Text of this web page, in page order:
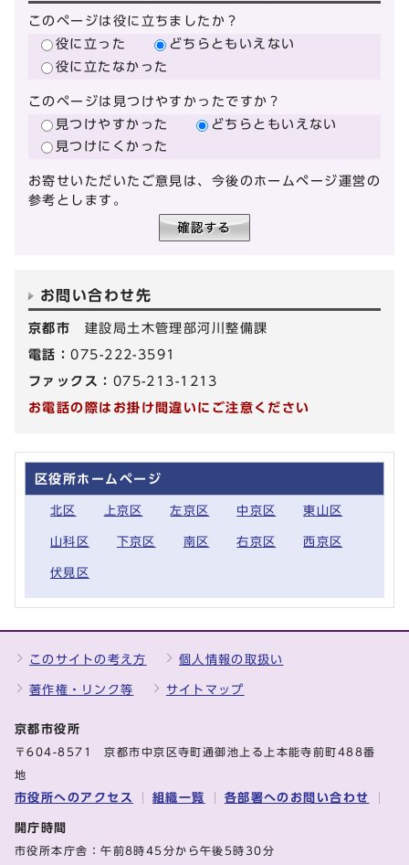
このページは役に立ちましたか？
役に立った
どちらともいえない
役に立たなかった
このページは見つけやすかったですか？
見つけやすかった
どちらともいえない
見つけにくかった
お寄せいただいたご意見は、今後のホームページ運営の
参考とします。
お問い合わせ先
京都市 建設局土木管理部河川整備課
電話：075-222-3591
ファックス： 075-213-1213
お電話の際はお掛け間違いにご注意ください
区役所ホームページ
北区 上京区 左京区 中京区 東山区
山科区 下京区 南区 右京区 西京区
伏見区
このサイトの考え方 個人情報の取扱い
著作権・リンク等 サイトマップ
京都市役所
〒604-8571 京都市中京区寺町通御池上る上本能寺前町488番
地
市役所へのアクセス 組織一覧 各部署へのお問い合わせ
開庁時間
市役所本庁舎：午前8時45分から午後5時30分